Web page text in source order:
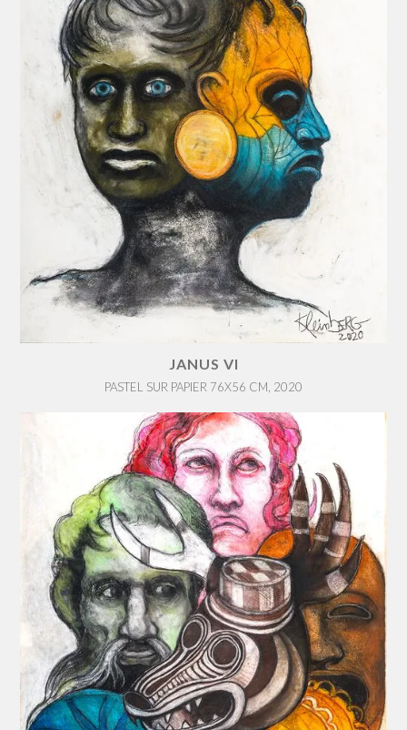
JANUS VI
PASTEL SUR PAPIER 76X56 CM, 2020